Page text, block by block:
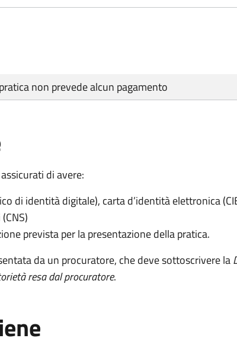
non prevede alcun pagamento
di avere:
di identità digitale), carta d’identità elettronica
prevista per la presentazione della pratica.
da un procuratore, che deve sottoscrivere la
resa dal procuratore.